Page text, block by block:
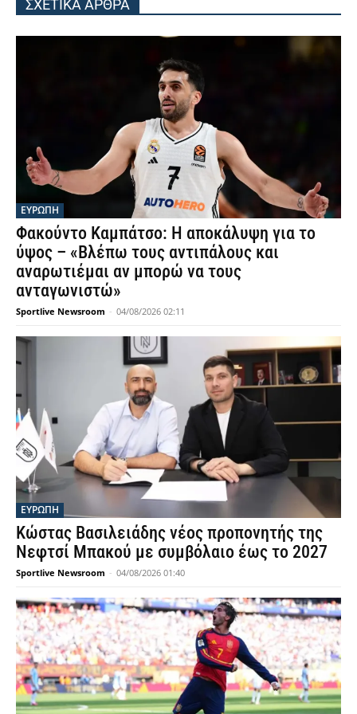
ΣΧΕΤΙΚΑ ΑΡΘΡΑ
ΕΥΡΩΠΗ
Φακούντο Καμπάτσο: Η αποκάλυψη για το
ύψος – «Βλέπω τους αντιπάλους και
αναρωτιέμαι αν μπορώ να τους
ανταγωνιστώ»
Sportlive Newsroom - 04/08/2026 02:11
ΕΥΡΩΠΗ
Κώστας Βασιλειάδης νέος προπονητής της
Νεφτσί Μπακού με συμβόλαιο έως το 2027
Sportlive Newsroom - 04/08/2026 01:40